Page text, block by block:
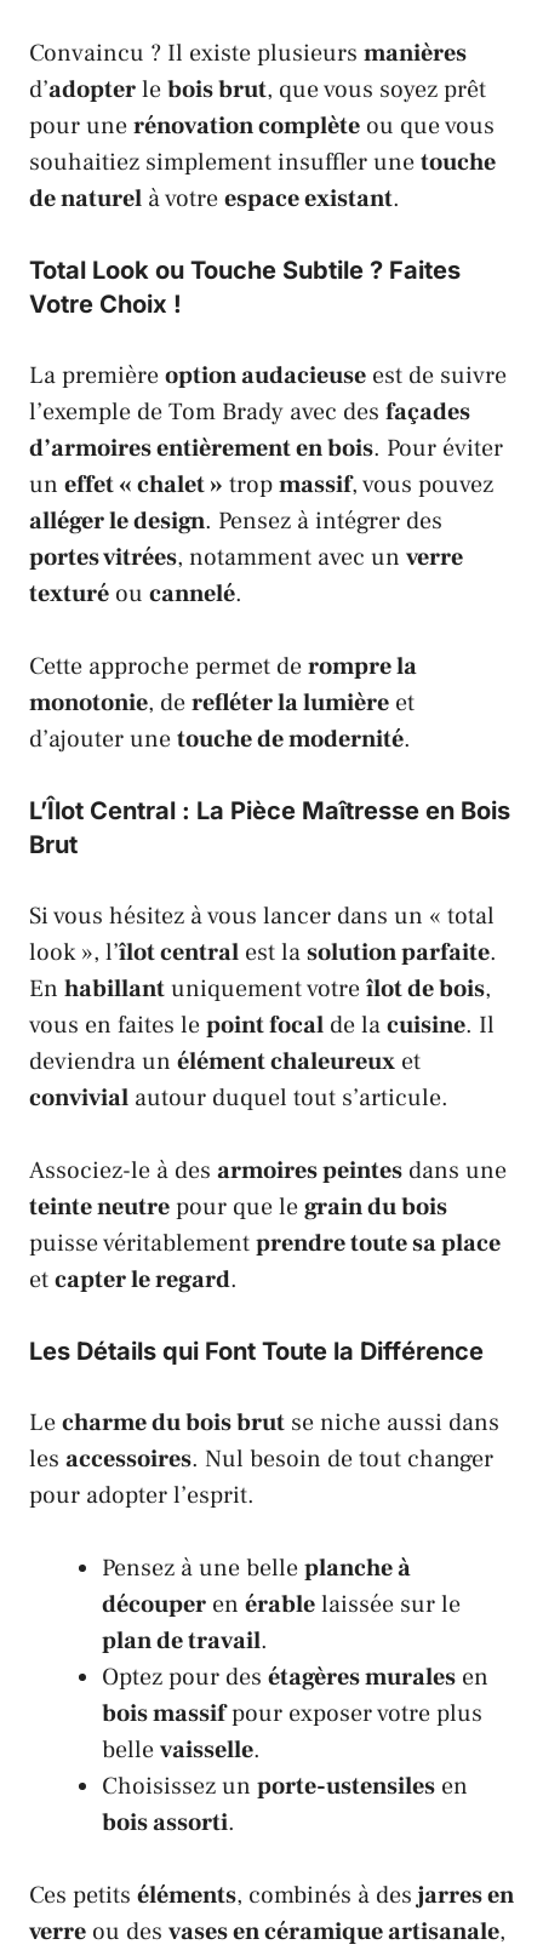
Convaincu ? Il existe plusieurs manières
d’adopterlebois brut, que vous soyez prêt
pour unerénovation complète ou que vous
souhaitiez simplement insuffler unetouche
de naturel à votreespace existant.
Total Look ou Touche Subtile ? Faites
Votre Choix !
La premièreoption audacieuse est de suivre
l’exemple deTom Brady avec des façades
d’armoires entièrement en bois. Pour éviter
un effet « chalet » tropmassif, vous pouvez
alléger le design. Pensez à intégrer des
portes vitrées, notamment avec un verre
texturé ou cannelé.
Cette approche permet derompre la
monotonie, derefléter la lumière et
d’ajouter unetouche de modernité.
L’Îlot Central : La Pièce Maîtresse en Bois
Brut
Si vous hésitez à vous lancer dans un « total
look », l’îlot central est lasolution parfaite.
En habillantuniquement votreîlot de bois,
vous en faites lepoint focal de lacuisine. Il
deviendra un élément chaleureux et
convivial autour duquel tout s’articule.
Associez-le à des armoires peintes dans une
teinte neutrepour que legrain du bois
puisse véritablementprendre toute sa place
etcapter le regard.
Les Détails qui Font Toute la Différence
Lecharme du bois brut se niche aussi dans
les accessoires. Nul besoin de tout changer
pour adopter l’esprit.
Pensez à une belleplanche à
découper en érablelaissée sur le
plan de travail.
Optez pour des étagères murales en
bois massifpour exposer votre plus
bellevaisselle.
Choisissez un porte-ustensiles en
bois assorti.
Ces petits éléments, combinés à des jarres en
verre ou des vases en céramique artisanale,